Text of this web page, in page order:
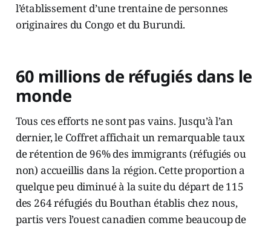
l’établissement d’une trentaine de personnes
originaires du Congo et du Burundi.
60 millions de réfugiés dans le
monde
Tous ces efforts ne sont pas vains. Jusqu’à l’an
dernier, le Coffret affichait un remarquable taux
de rétention de 96% des immigrants (réfugiés ou
non) accueillis dans la région. Cette proportion a
quelque peu diminué à la suite du départ de 115
des 264 réfugiés du Bouthan établis chez nous,
partis vers l’ouest canadien comme beaucoup de